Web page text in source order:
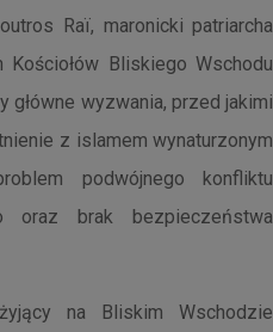
Raï, maronicki patriarcha
Kościołów Bliskiego Wschodu
główne wyzwania, przed jakimi
z islamem wynaturzonym
podwójnego konfliktu
oraz brak bezpieczeństwa
na Bliskim Wschodzie